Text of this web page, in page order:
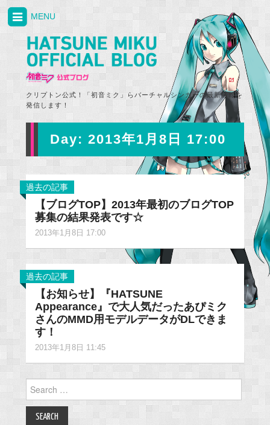
クリプトン公式！「初音ミク」らバーチャルシンガーの最新情報を
発信します！
MENU
Day: 2013年1月8日 17:00
過去の記事
【ブログTOP】2013年最初のブログTOP
募集の結果発表です☆
2013年1月8日 17:00
過去の記事
【お知らせ】『HATSUNE
Appearance』で大人気だったあぴミク
さんのMMD用モデルデータがDLできま
す！
2013年1月8日 11:45
Search
for: